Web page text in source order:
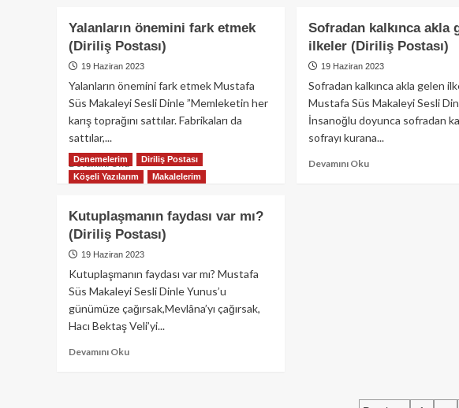
Yalanların önemini fark etmek
(Diriliş Postası)
19 Haziran 2023
Yalanların önemini fark etmek Mustafa
Süs Makaleyi Sesli Dinle ”Memleketin her
karış toprağını sattılar. Fabrikaları da
sattılar,...
Devamını Oku
Read
more
önemini
fark
etmek
Postası)
Sofradan kalkınca akla
ilkeler (Diriliş Postası)
19 Haziran 2023
Sofradan kalkınca akla gelen
Mustafa Süs Makaleyi Sesli
İnsanoğlu doyunca sofradan
sofrayı kurana...
Devamını OkuRead
Denemelerim
Diriliş Postası
Köşeli Yazılarım
Makalelerim
Kutuplaşmanın faydası var mı?
(Diriliş Postası)
19 Haziran 2023
Kutuplaşmanın faydası var mı? Mustafa
Süs Makaleyi Sesli Dinle Yunus’u
günümüze çağırsak,Mevlâna’yı çağırsak,
Hacı Bektaş Veli’yi...
Devamını OkuRead